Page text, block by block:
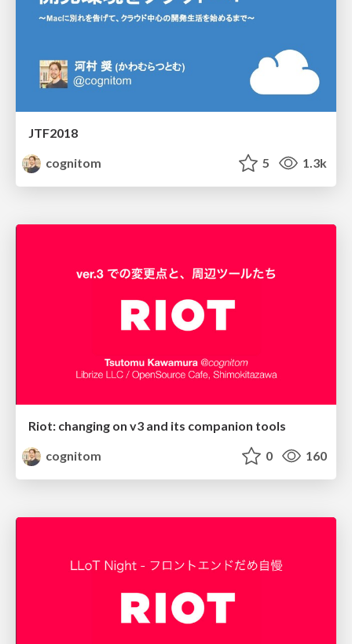
JTF2018
cognitom
5 1.3k
Riot: changing on v3 and its companion tools
cognitom
0 160